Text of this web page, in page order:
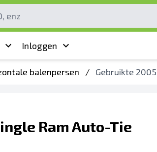
Inloggen
balenpersen / Gebruikte
Ram Auto-Tie